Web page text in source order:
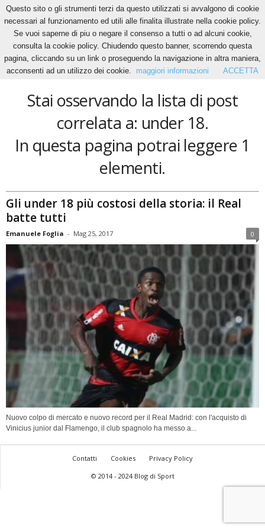
Home Tags Under 18
under 18
Stai osservando la lista di post
correlata a: under 18.
In questa pagina potrai leggere 1
elementi.
Gli under 18 più costosi della storia: il Real
batte tutti
Emanuele Foglia - Mag 25, 2017 0
Nuovo colpo di mercato e nuovo record per il Real Madrid: con l'acquisto di
Vinicius junior dal Flamengo, il club spagnolo ha messo a...
Contatti Cookies
Privacy Policy
© 2014 - 2024 Blog di Sport
Questo sito o gli strumenti terzi da questo utilizzati si avvalgono di cookie
necessari al funzionamento ed utili alle finalita illustrate nella cookie policy.
Se vuoi saperne di piu o negare il consenso a tutti o ad alcuni cookie,
consulta la cookie policy. Chiudendo questo banner, scorrendo questa
pagina, cliccando su un link o proseguendo la navigazione in altra maniera,
acconsenti ad un utilizzo dei cookie.
maggiori informazioni ACCETTA